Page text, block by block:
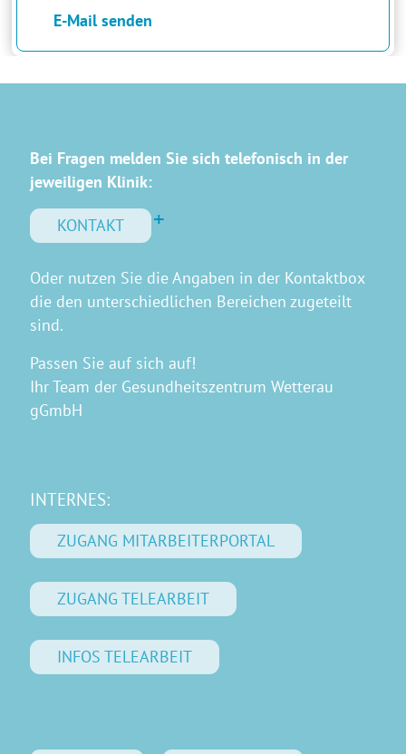
E-Mail senden
Bei Fragen melden Sie sich telefonisch in der
jeweiligen Klinik:
KONTAKT
Oder nutzen Sie die Angaben in der Kontaktbox
die den unterschiedlichen Bereichen zugeteilt
sind.
Passen Sie auf sich auf!
Ihr Team der Gesundheitszentrum Wetterau
gGmbH
INTERNES:
ZUGANG MITARBEITERPORTAL
ZUGANG TELEARBEIT
INFOS TELEARBEIT